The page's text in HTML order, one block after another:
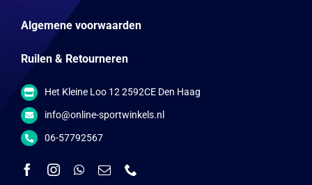
Algemene voorwaarden
Ruilen & Retourneren
Het Kleine Loo 12 2592CE Den Haag
info@online-sportwinkels.nl
06-57792567